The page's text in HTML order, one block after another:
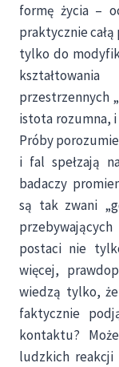
formę życia –
praktycznie
tylko do
przestrzennych
istota rozumna,
Próby
i fal spełzają
badaczy
są tak zwani
przebywających
postaci nie
więcej,
wiedzą tylko, że
faktycznie
kontaktu?
ludzkich reakcji